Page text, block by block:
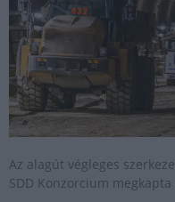
Az alagút végleges
SDD Konzorcium